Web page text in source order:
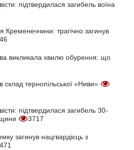
підтвердилася загибель воїна
Кременеччини: трагічно загинув
викликала хвилю обурення: що
склад тернопільської «Ниви»
підтвердилася загибель 30-
3717
загинув нацгвардієць з